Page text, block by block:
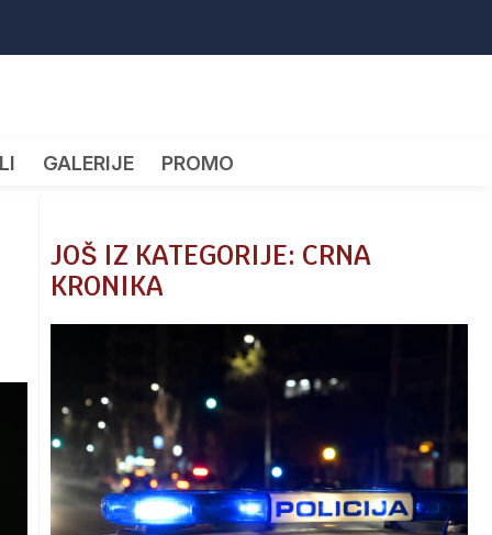
GALERIJE PROMO
JOŠ IZ KATEGORIJE: CRNA
KRONIKA